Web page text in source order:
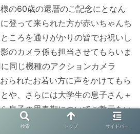
の60歳の還暦のご記念にとなん
登って来られた方が赤いちゃんち
ころを通りがかりの皆でお祝いし
のカメラ係も担当させてもらいま
同じ機種のアクションカメラ
られたお若い方に声をかけてもら
や、さらには大学生の息子さん＋
息子の思春期についてご教示をい
当にたくさんの方との交流もさせ
検索 トップ サイドバー